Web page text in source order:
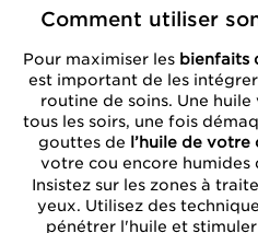
Comment utiliser
Pour maximiser les bienfaits
est important de les
routine de soins. Une
tous les soirs, une fois
gouttes de l’huile de votre
votre cou encore humides
Insistez sur les zones à
yeux. Utilisez des
pénétrer l'huile et